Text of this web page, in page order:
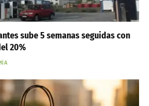
sube 5 semanas seguidas con
20%